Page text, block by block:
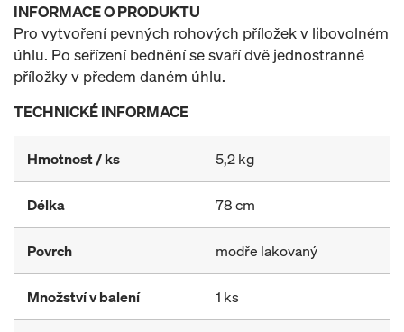
INFORMACE O PRODUKTU
Pro vytvoření pevných rohových příložek v libovolném
úhlu. Po seřízení bednění se svaří dvě jednostranné
příložky v předem daném úhlu.
TECHNICKÉ INFORMACE
Hmotnost / ks 5,2 kg
Délka 78 cm
Povrch modře lakovaný
Množství v balení 1 ks